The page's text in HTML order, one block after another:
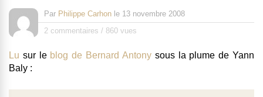
Par Philippe Carhon le 13 novembre 2008
2 commentaires / 860 vues
Lu sur le blog de Bernard Antonysous la plume deYann
Baly :